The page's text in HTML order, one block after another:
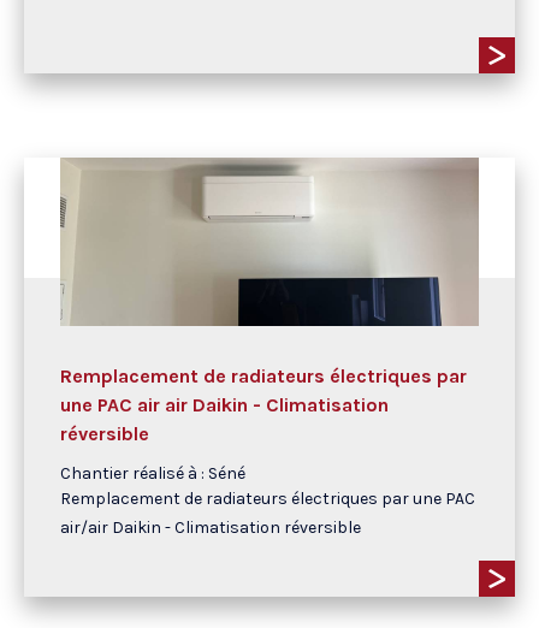
Remplacement de radiateurs électriques par
une PAC air air Daikin - Climatisation
réversible
Chantier réalisé à : Séné
Remplacement de radiateurs électriques par une PAC
air/air Daikin - Climatisation réversible